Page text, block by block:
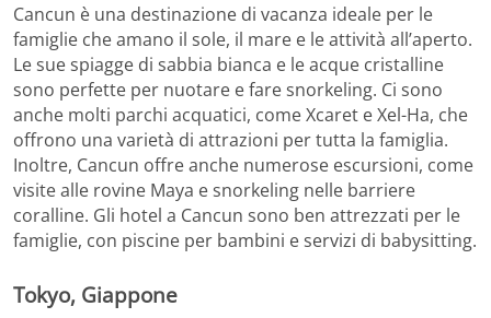
Cancun è una destinazione di vacanza ideale per le
famiglie che amano il sole, il mare e le attività all’aperto.
Le sue spiagge di sabbia bianca e le acque cristalline
sono perfette per nuotare e fare snorkeling. Ci sono
anche molti parchi acquatici, come Xcaret e Xel-Ha, che
offrono una varietà di attrazioni per tutta la famiglia.
Inoltre, Cancun offre anche numerose escursioni, come
visite alle rovine Maya e snorkeling nelle barriere
coralline. Gli hotel a Cancun sono ben attrezzati per le
famiglie, con piscine per bambini e servizi di babysitting.
Tokyo, Giappone